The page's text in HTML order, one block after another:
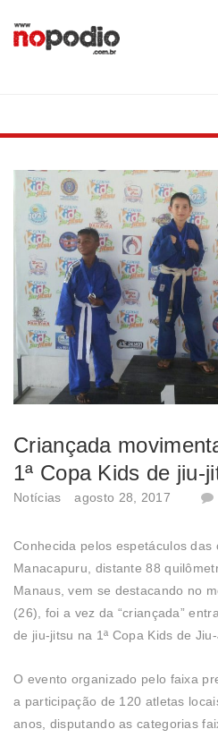
Criançada
1ª Copa Kids de jiu-
Notícias agosto 28, 2017
Conhecida pelos espetáculos das
Manacapuru, distante 88
Manaus, vem se destacando no
(26), foi a vez da “criançada”
de jiu-jitsu na 1ª Copa Kids de Jiu-
O evento organizado pelo faixa
a participação de 120 atletas
anos, disputando as categorias